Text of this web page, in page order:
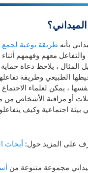
بأنه طريقة نوعية لجمع
معهم وفهمهم
المثال ، يلاحظ دعاة
الطبيعي وطريقة
، يمكن لعلماء
أو مراقبة الأشخاص
اجتماعية وكيف
على المزيد حول: أبحاث
مجموعة متنوعة من